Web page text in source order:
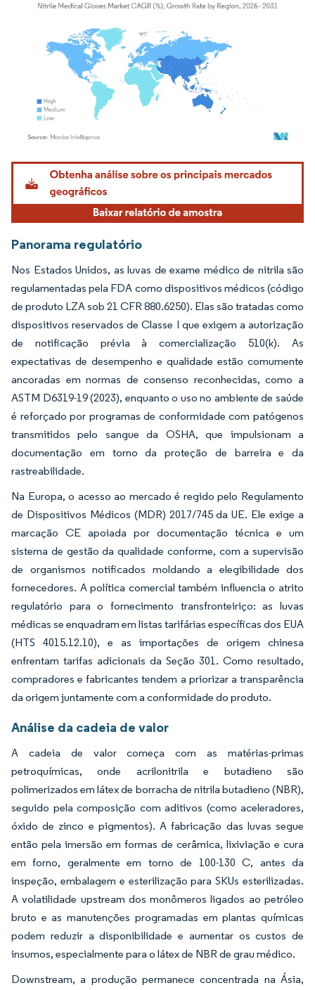
Imagem © Mordor Intelligence. O reuso requer atribuição conforme CC BY 4.0.
Panorama regulatório
Nos Estados Unidos, as luvas de exame médico de nitrila são
regulamentadas pela FDA como dispositivos médicos (código
de produto LZA sob 21 CFR 880.6250). Elas são tratadas como
dispositivos reservados de Classe I que exigem a autorização
de notificação prévia à comercialização 510(k). As
expectativas de desempenho e qualidade estão comumente
ancoradas em normas de consenso reconhecidas, como a
ASTM D6319-19 (2023), enquanto o uso no ambiente de saúde
é reforçado por programas de conformidade com patógenos
transmitidos pelo sangue da OSHA, que impulsionam a
documentação em torno da proteção de barreira e da
rastreabilidade.
Na Europa, o acesso ao mercado é regido pelo Regulamento
de Dispositivos Médicos (MDR) 2017/745 da UE. Ele exige a
marcação CE apoiada por documentação técnica e um
sistema de gestão da qualidade conforme, com a supervisão
de organismos notificados moldando a elegibilidade dos
fornecedores. A política comercial também influencia o atrito
regulatório para o fornecimento transfronteiriço: as luvas
médicas se enquadram em listas tarifárias específicas dos EUA
(HTS 4015.12.10), e as importações de origem chinesa
enfrentam tarifas adicionais da Seção 301. Como resultado,
compradores e fabricantes tendem a priorizar a transparência
da origem juntamente com a conformidade do produto.
Análise da cadeia de valor
A cadeia de valor começa com as matérias-primas
petroquímicas, onde acrilonitrila e butadieno são
polimerizados em látex de borracha de nitrila butadieno (NBR),
seguido pela composição com aditivos (como aceleradores,
óxido de zinco e pigmentos). A fabricação das luvas segue
então pela imersão em formas de cerâmica, lixiviação e cura
em forno, geralmente em torno de 100-130 C, antes da
inspeção, embalagem e esterilização para SKUs esterilizadas.
A volatilidade upstream dos monômeros ligados ao petróleo
bruto e as manutenções programadas em plantas químicas
podem reduzir a disponibilidade e aumentar os custos de
insumos, especialmente para o látex de NBR de grau médico.
Downstream, a produção permanece concentrada na Ásia,